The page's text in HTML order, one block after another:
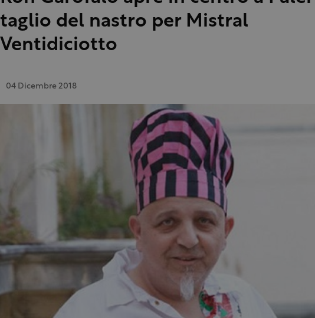
taglio del nastro per Mistral
Ventidiciotto
04 Dicembre 2018